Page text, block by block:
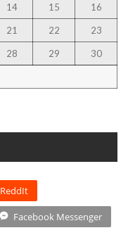
14 15 16
21 22 23
28 29 30
ReddIt
Facebook Messenger